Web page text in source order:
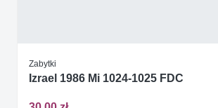
Zabytki
Izrael 1986 Mi 1024-1025 FDC